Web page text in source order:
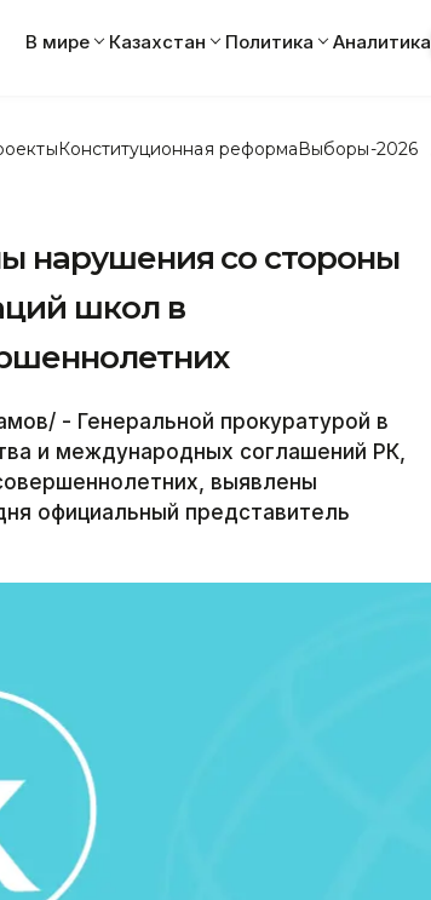
В мире Казахстан Политика Аналитика
Конституционная реформаВыборы-2026
нарушения со стороны
школ в
- Генеральной прокуратурой в
и международных соглашений РК,
выявлены
официальный представитель